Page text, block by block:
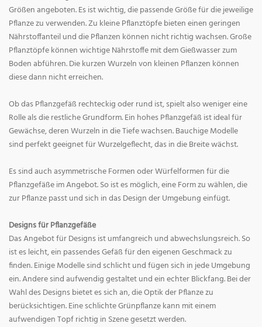
Größen angeboten. Es ist wichtig, die passende Größe für die jeweilige
Pflanze zu verwenden. Zu kleine Pflanztöpfe bieten einen geringen
Nährstoffanteil und die Pflanzen können nicht richtig wachsen. Große
Pflanztöpfe können wichtige Nährstoffe mit dem Gießwasser zum
Boden abführen. Die kurzen Wurzeln von kleinen Pflanzen können
diese dann nicht erreichen.
Ob das Pflanzgefäß rechteckig oder rund ist, spielt also weniger eine
Rolle als die restliche Grundform. Ein hohes Pflanzgefäß ist ideal für
Gewächse, deren Wurzeln in die Tiefe wachsen. Bauchige Modelle
sind perfekt geeignet für Wurzelgeflecht, das in die Breite wächst.
Es sind auch asymmetrische Formen oder Würfelformen für die
Pflanzgefäße im Angebot. So ist es möglich, eine Form zu wählen, die
zur Pflanze passt und sich in das Design der Umgebung einfügt.
Designs für Pflanzgefäße
Das Angebot für Designs ist umfangreich und abwechslungsreich. So
ist es leicht, ein passendes Gefäß für den eigenen Geschmack zu
finden. Einige Modelle sind schlicht und fügen sich in jede Umgebung
ein. Andere sind aufwendig gestaltet und ein echter Blickfang. Bei der
Wahl des Designs bietet es sich an, die Optik der Pflanze zu
berücksichtigen. Eine schlichte Grünpflanze kann mit einem
aufwendigen Topf richtig in Szene gesetzt werden.